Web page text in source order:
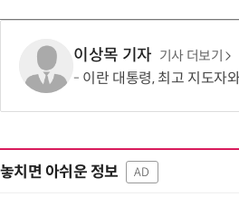
이상목 기자 기사 더보기
이란 대통령, 최고 지도자와 차량 뒷좌석 은밀한 만
놓치면 아쉬운 정보 AD